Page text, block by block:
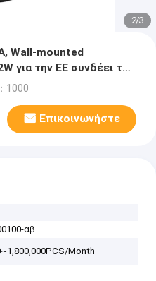
2/3
Wall-mounted
για την ΕΕ συνδέει το
1000
Επικοινωνήστε
αβ
Month